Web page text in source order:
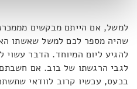
למשל, אם הייתם מבקשים
שהיה מספר לכם למשל שאשתו
להגיע ליום המיוחד. הדבר
לגבי הרגשתו של בוב. אם
בכעס, עכשיו קרוב לוודאי